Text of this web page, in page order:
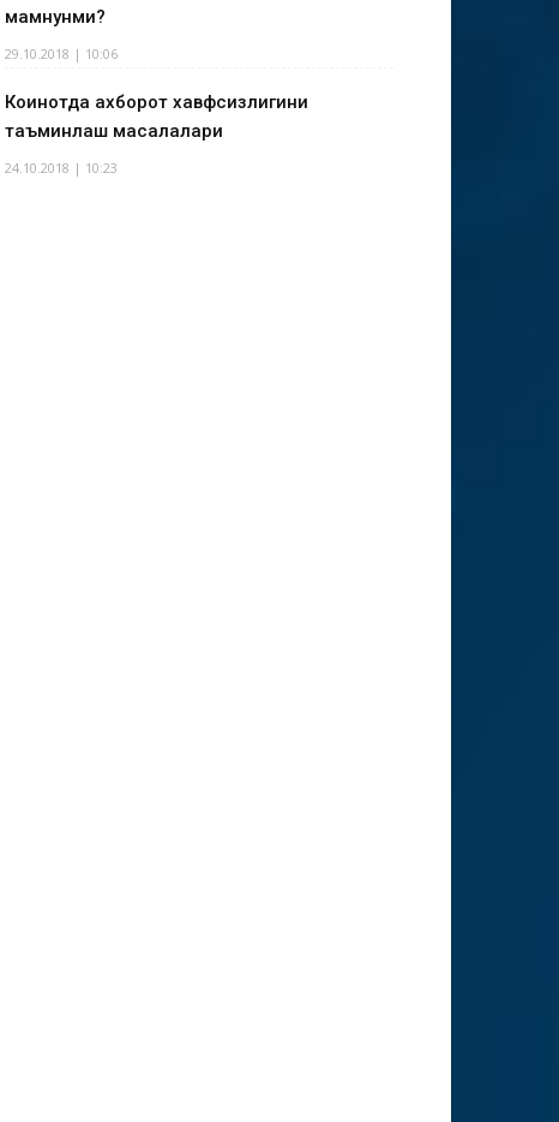
мамнунми?
29.10.2018 | 10:06
Коинотда ахборот хавфсизлигини
таъминлаш масалалари
24.10.2018 | 10:23